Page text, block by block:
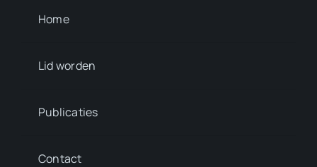
Home
Lid worden
Publicaties
Contact